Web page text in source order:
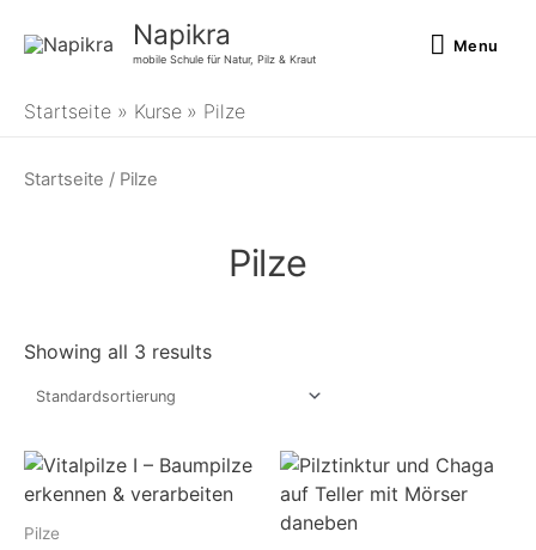
Inhalt
Napikra
mobile Schule für Natur, Pilz & Kraut
Menu
Startseite Kurse Pilze
Startseite / Pilze
Pilze
Showing all 3 results
Pilze